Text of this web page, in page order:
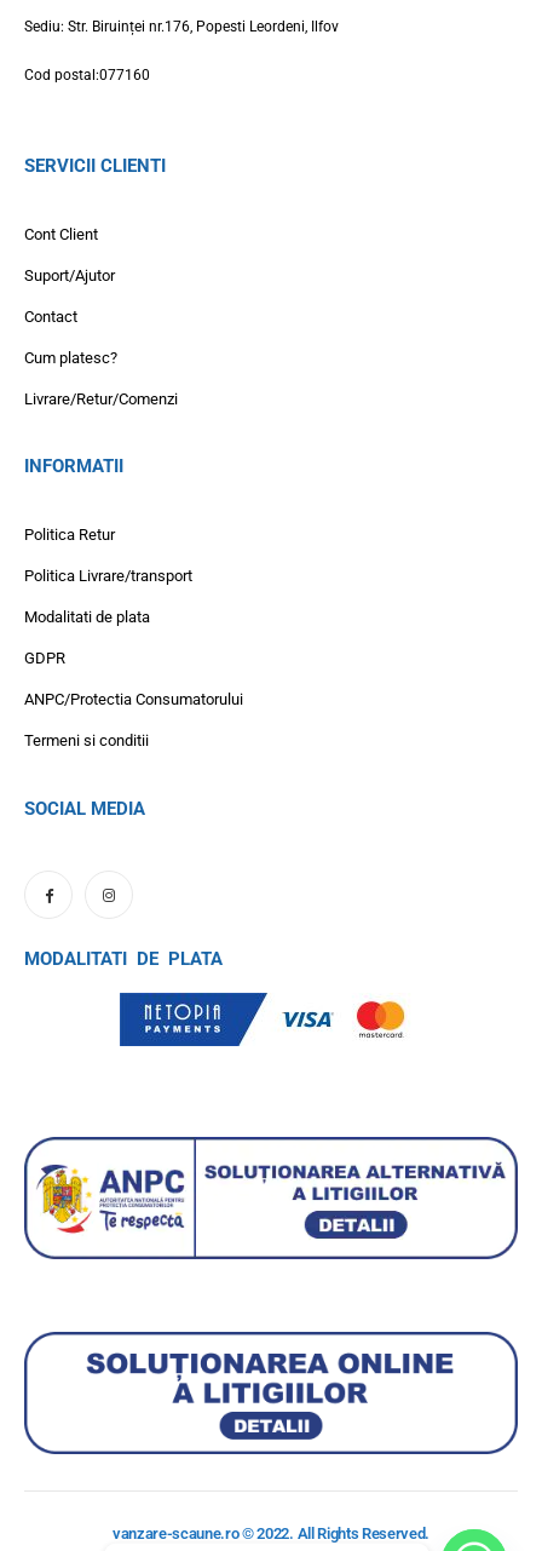
Sediu: Str. Biruinței nr.176, Popesti Leordeni, Ilfov
Cod postal:077160
SERVICII CLIENTI
Cont Client
Suport/Ajutor
Contact
Cum platesc?
Livrare/Retur/Comenzi
INFORMATII
Politica Retur
Politica Livrare/transport
Modalitati de plata
GDPR
ANPC/Protectia Consumatorului
Termeni si conditii
SOCIAL MEDIA
MODALITATI DE PLATA
vanzare-scaune.ro © 2022. All Rights Reserved.